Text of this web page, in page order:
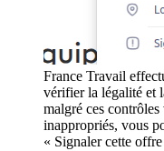
France Travail
vérifier la légalité et
malgré ces contrôles
inappropriés, vous
« Signaler cette